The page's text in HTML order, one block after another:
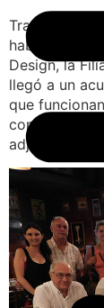
Tras la
habilitaba a
Design, la
llegó a un
que
continúen
adjudicatario.